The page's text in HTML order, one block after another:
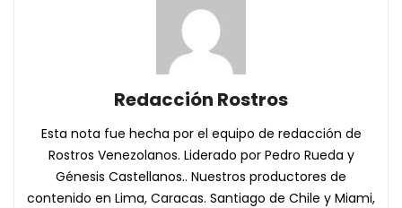
Redacción Rostros
Esta nota fue hecha por el equipo de redacción de
Rostros Venezolanos. Liderado por Pedro Rueda y
Génesis Castellanos.. Nuestros productores de
contenido en Lima, Caracas. Santiago de Chile y Miami,